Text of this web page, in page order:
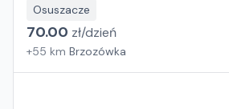
Osuszacze
70.00 zł/dzień
+55 km Brzozówka